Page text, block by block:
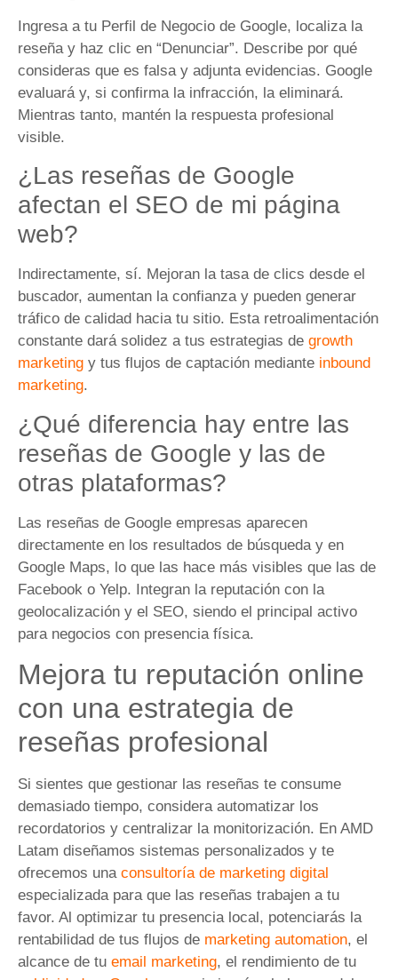
Ingresa a tu Perfil de Negocio de Google, localiza la
reseña y haz clic en “Denunciar”. Describe por qué
consideras que es falsa y adjunta evidencias. Google
evaluará y, si confirma la infracción, la eliminará.
Mientras tanto, mantén la respuesta profesional
visible.
¿Las reseñas de Google
afectan el SEO de mi página
web?
Indirectamente, sí. Mejoran la tasa de clics desde el
buscador, aumentan la confianza y pueden generar
tráfico de calidad hacia tu sitio. Esta retroalimentación
constante dará solidez a tus estrategias de growth
marketing y tus flujos de captación mediante inbound
marketing.
¿Qué diferencia hay entre las
reseñas de Google y las de
otras plataformas?
Las reseñas de Google empresas aparecen
directamente en los resultados de búsqueda y en
Google Maps, lo que las hace más visibles que las de
Facebook o Yelp. Integran la reputación con la
geolocalización y el SEO, siendo el principal activo
para negocios con presencia física.
Mejora tu reputación online
con una estrategia de
reseñas profesional
Si sientes que gestionar las reseñas te consume
demasiado tiempo, considera automatizar los
recordatorios y centralizar la monitorización. En AMD
Latam diseñamos sistemas personalizados y te
ofrecemos una consultoría de marketing digital
especializada para que las reseñas trabajen a tu
favor. Al optimizar tu presencia local, potenciarás la
rentabilidad de tus flujos de marketing automation, el
alcance de tu email marketing, el rendimiento de tu